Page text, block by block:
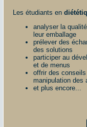
Les étudiants en
analyser la
leur emballage
prélever des
des solutions
participer au
et de menus
offrir des
manipulation des
et plus encore...